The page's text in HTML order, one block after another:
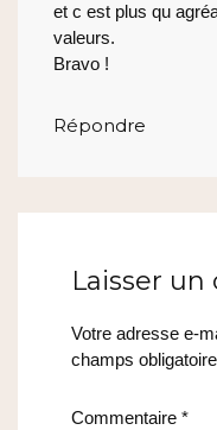
et c est plus qu
valeurs.
Bravo !
Répondre
Laisser
Votre adresse e-
champs
Commentaire *